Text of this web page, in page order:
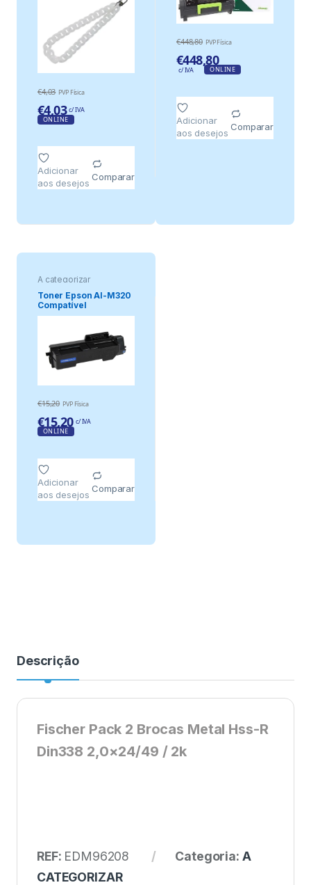
€4,03 PVP Física
€4,03 c/ IVA
ONLINE
Adicionar
aos desejos
Comparar
€448,80 PVP Física
€448,80
c/ IVA ONLINE
Adicionar
aos desejos
Comparar
A categorizar
Toner Epson Al-M320
Compatível
(C13s110078)
€15,20 PVP Física
€15,20 c/ IVA
ONLINE
Adicionar
aos desejos
Comparar
Descrição
Fischer Pack 2 Brocas Metal Hss-R
Din338 2,0×24/49 / 2k
REF: EDM96208 Categoria: A
CATEGORIZAR